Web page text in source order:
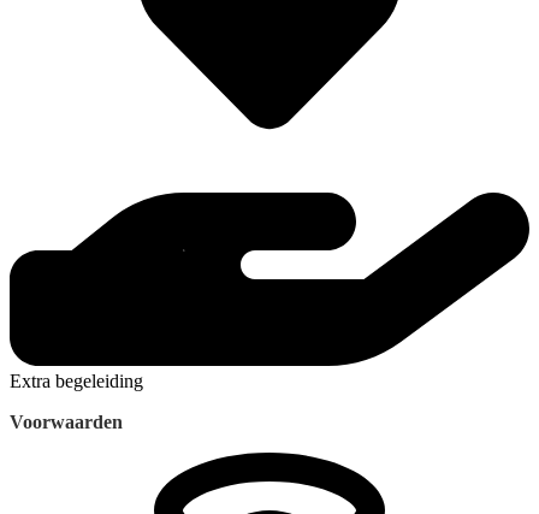
Extra begeleiding
Voorwaarden